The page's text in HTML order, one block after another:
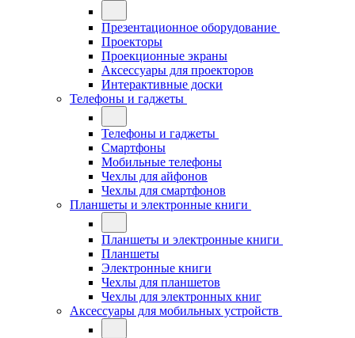
Презентационное оборудование
Проекторы
Проекционные экраны
Аксессуары для проекторов
Интерактивные доски
Телефоны и гаджеты
Телефоны и гаджеты
Смартфоны
Мобильные телефоны
Чехлы для айфонов
Чехлы для смартфонов
Планшеты и электронные книги
Планшеты и электронные книги
Планшеты
Электронные книги
Чехлы для планшетов
Чехлы для электронных книг
Аксессуары для мобильных устройств